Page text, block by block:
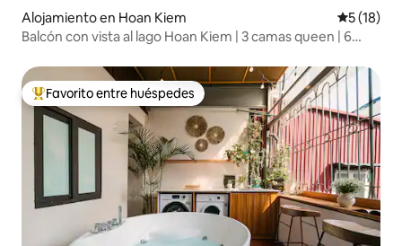
Alojamiento en Hoan Kiem
5 (18)
Balcón con vista al lago Hoan Kiem | 3 camas queen | 6
Favorito entre los huéspedes más destacados
Favorito entre huéspedes